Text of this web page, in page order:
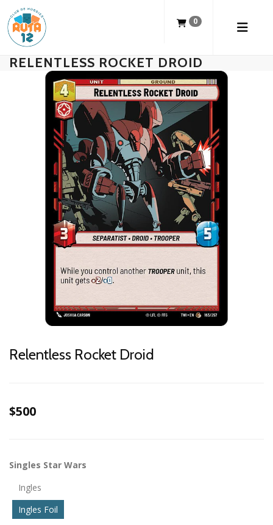
0
RELENTLESS ROCKET DROID
Relentless Rocket Droid
$500
Singles Star Wars
Ingles
Ingles Foil